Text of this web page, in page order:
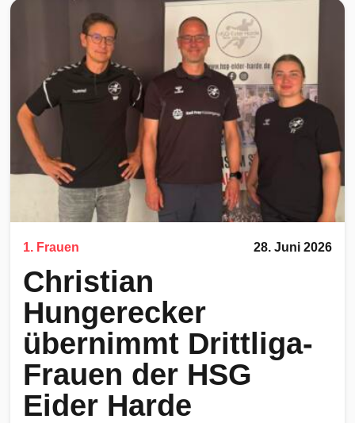
1. Frauen 28. Juni 2026
Christian
Hungerecker
übernimmt Drittliga-
Frauen der HSG
Eider Harde